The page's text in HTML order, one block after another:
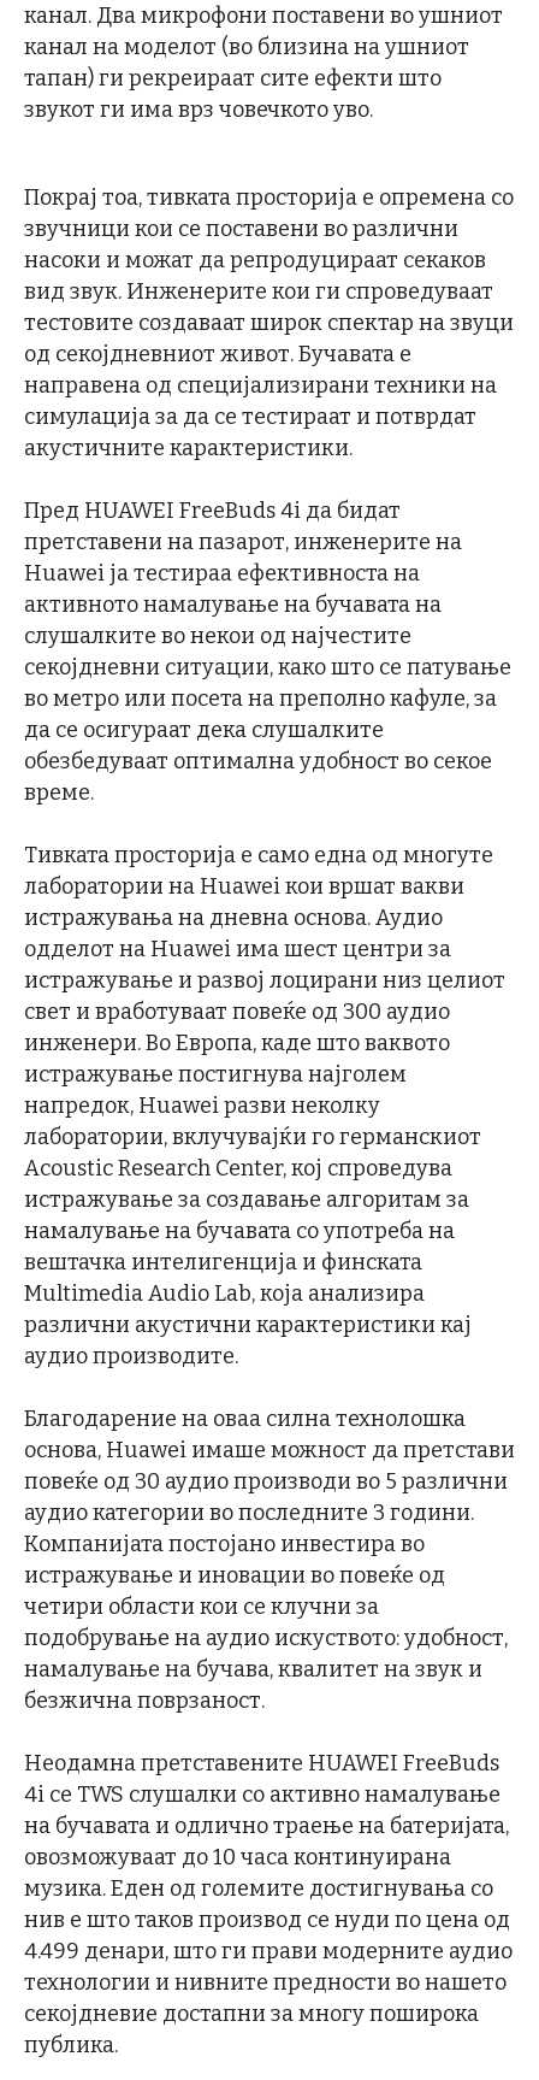
канал. Два микрофони поставени во ушниот
канал на моделот (во близина на ушниот
тапан) ги рекреираат сите ефекти што
звукот ги има врз човечкото уво.
Покрај тоа, тивката просторија е опремена со
звучници кои се поставени во различни
насоки и можат да репродуцираат секаков
вид звук. Инженерите кои ги спроведуваат
тестовите создаваат широк спектар на звуци
од секојдневниот живот. Бучавата е
направена од специјализирани техники на
симулација за да се тестираат и потврдат
акустичните карактеристики.
Пред HUAWEI FreeBuds 4i да бидат
претставени на пазарот, инженерите на
Huawei ја тестираа ефективноста на
активното намалување на бучавата на
слушалките во некои од најчестите
секојдневни ситуации, како што се патување
во метро или посета на преполно кафуле, за
да се осигураат дека слушалките
обезбедуваат оптимална удобност во секое
време.
Тивката просторија е само една од многуте
лаборатории на Huawei кои вршат вакви
истражувања на дневна основа. Аудио
одделот на Huawei има шест центри за
истражување и развој лоцирани низ целиот
свет и вработуваат повеќе од 300 аудио
инженери. Во Европа, каде што ваквото
истражување постигнува најголем
напредок, Huawei разви неколку
лаборатории, вклучувајќи го германскиот
Acoustic Research Center, кој спроведува
истражување за создавање алгоритам за
намалување на бучавата со употреба на
вештачка интелигенција и финската
Multimedia Audio Lab, која анализира
различни акустични карактеристики кај
аудио производите.
Благодарение на оваа силна технолошка
основа, Huawei имаше можност да претстави
повеќе од 30 аудио производи во 5 различни
аудио категории во последните 3 години.
Компанијата постојано инвестира во
истражување и иновации во повеќе од
четири области кои се клучни за
подобрување на аудио искуството: удобност,
намалување на бучава, квалитет на звук и
безжична поврзаност.
Неодамна претставените HUAWEI FreeBuds
4i се TWS слушалки со активно намалување
на бучавата и одлично траење на батеријата,
овозможуваат до 10 часа континуирана
музика. Еден од големите достигнувања со
нив е што таков производ се нуди по цена од
4.499 денари, што ги прави модерните аудио
технологии и нивните предности во нашето
секојдневие достапни за многу поширока
публика.